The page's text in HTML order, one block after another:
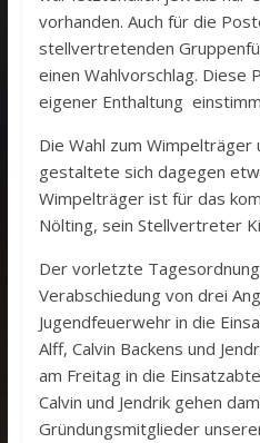
vorhanden. Auch für die
stellvertretenden
einen Wahlvorschlag. Diese
eigener Enthaltung
Die Wahl zum
gestaltete sich dagegen
Wimpelträger ist für das
Nölting, sein Stellvertreter
Der vorletzte
Verabschiedung von drei
Jugendfeuerwehr in die
Alff, Calvin Backens und
am Freitag in die
Calvin und Jendrik gehen
Gründungsmitglieder